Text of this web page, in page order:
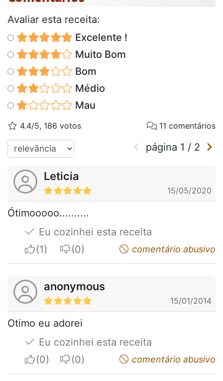
Avaliar esta receita:
Excelente !
Muito Bom
Bom
Médio
Mau
4.4/5, 186 votos 11 comentários
página 1 / 2
Leticia
15/05/2020
Ótimooooo..........
Eu cozinhei esta receita
I apreciateI do not appreciatecomentário abusivo
anonymous
15/01/2014
Otimo eu adorei
Eu cozinhei esta receita
I apreciateI do not appreciatecomentário abusivo